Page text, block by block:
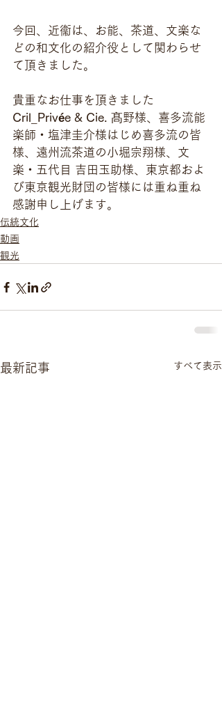
今回、近衞は、お能、茶道、文楽な
どの和文化の紹介役として関わらせ
て頂きました。
貴重なお仕事を頂きました
Cril_Privée & Cie. 髙野様、喜多流能
楽師・塩津圭介様はじめ喜多流の皆
様、遠州流茶道の小堀宗翔様、文
楽・五代目 吉田玉助様、東京都およ
び東京観光財団の皆様には重ね重ね
感謝申し上げます。
伝統文化
動画
観光
最新記事 すべて表示